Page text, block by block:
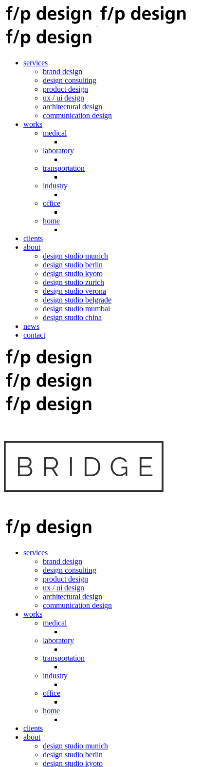
services
brand design
design consulting
product design
ux / ui design
architectural design
communication design
works
medical
laboratory
transportation
industry
office
home
clients
about
design studio munich
design studio berlin
design studio kyoto
design studio zurich
design studio verona
design studio belgrade
design studio mumbai
design studio china
news
contact
services
brand design
design consulting
product design
ux / ui design
architectural design
communication design
works
medical
laboratory
transportation
industry
office
home
clients
about
design studio munich
design studio berlin
design studio kyoto